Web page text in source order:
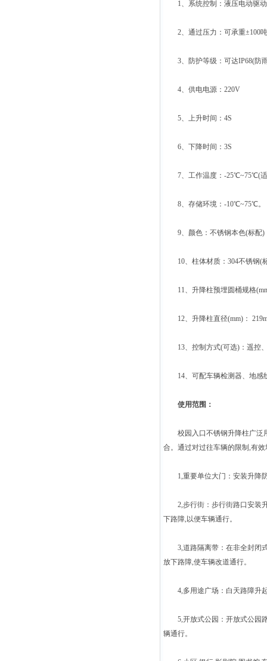
1、系统控制：液压电动驱动
2、通过压力：可承重±100
3、防护等级：可达IP68(防
4、供电电源：220V
5、上升时间：4S
6、下降时间：3S
7、工作温度：-25℃~75℃(适
8、存储环境：-10℃~75℃。
9、颜色：不锈钢本色(标配)
10、柱体材质：304不锈钢(
11、升降柱预埋圆桶规格
12、升降柱直径(mm)：
13、控制方式(可选)：遥控、
14、可配车辆检测器、地感
使用范围：
校园入口不锈钢升降柱广泛用
合。通过对过往车辆的限制,有
1,重要单位大门：安装升降防
2,步行街：步行街路口安装升
下路障,以便车辆通行。
3,道路隔离带：在非全封闭式
放下路障,使车辆改道通行。
4,多用途广场：白天路障升起
5,开放式公园：开放式公园路
辆通行。